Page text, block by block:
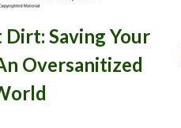
Dirt: Saving Your
Oversanitized